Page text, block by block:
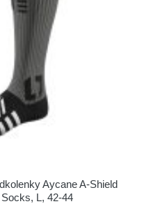
Aycane A-Shield
L, 42-44